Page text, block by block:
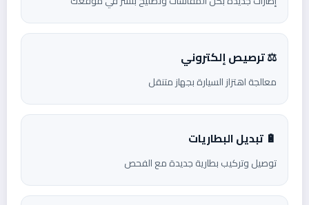
⚖️ ترصيص إلكتروني
معالجة اهتزاز السيارة بجهاز متنقل
🔋 تبديل البطاريات
توصيل وتركيب بطارية جديدة مع الفحص